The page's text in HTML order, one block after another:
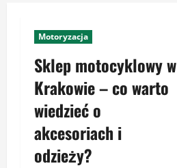
Motoryzacja
Sklep motocyklowy w
Krakowie – co warto
wiedzieć o
akcesoriach i
odzieży?